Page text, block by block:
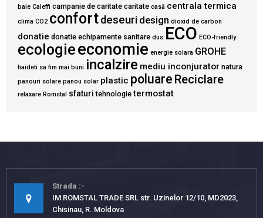
baie Caleffi campanie de caritate caritate casă centrala termica
clima CO2 confortdeseuri design dioxid de carbon
donatie donatie echipamente sanitare dus ECO ECO-friendly
ecologieeconomie energie solara GROHE
haideti sa fim mai buni incalzire mediu inconjurator natura
panouri solare panou solar plastic poluare Reciclare
relaxare Romstal sfaturi tehnologie termostat
Strada
IM ROMSTAL TRADE SRL str. Uzinelor 12/10, MD2023,
Chisinau, R. Moldova